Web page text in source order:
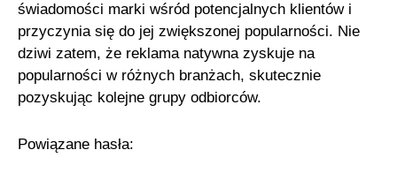
świadomości marki wśród potencjalnych klientów i
przyczynia się do jej zwiększonej popularności. Nie
dziwi zatem, że reklama natywna zyskuje na
popularności w różnych branżach, skutecznie
pozyskując kolejne grupy odbiorców.
Powiązane hasła: